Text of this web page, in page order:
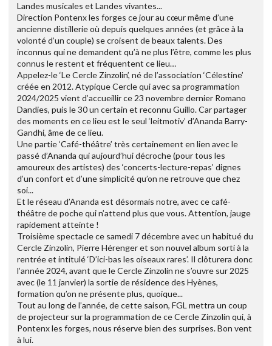
Landes musicales et Landes vivantes...
Direction Pontenx les forges ce jour au cœur même d’une
ancienne distillerie où depuis quelques années (et grâce à la
volonté d’un couple) se croisent de beaux talents. Des
inconnus qui ne demandent qu’à ne plus l’être, comme les plus
connus le restent et fréquentent ce lieu…
Appelez-le ‘Le Cercle Zinzolin’, né de l’association ‘Célestine’
créée en 2012. Atypique Cercle qui avec sa programmation
2024/2025 vient d’accueillir ce 23 novembre dernier Romano
Dandies, puis le 30 un certain et reconnu Guillo. Car partager
des moments en ce lieu est le seul ‘leitmotiv’ d’Ananda Barry-
Gandhi, âme de ce lieu.
Une partie ‘Café-théâtre’ très certainement en lien avec le
passé d’Ananda qui aujourd’hui décroche (pour tous les
amoureux des artistes) des ‘concerts-lecture-repas’ dignes
d’un confort et d’une simplicité qu’on ne retrouve que chez
soi...
Et le réseau d’Ananda est désormais notre, avec ce café-
théâtre de poche qui n’attend plus que vous. Attention, jauge
rapidement atteinte !
Troisième spectacle ce samedi 7 décembre avec un habitué du
Cercle Zinzolin, Pierre Hérenger et son nouvel album sorti à la
rentrée et intitulé ‘D’ici-bas les oiseaux rares’. Il clôturera donc
l’année 2024, avant que le Cercle Zinzolin ne s’ouvre sur 2025
avec (le 11 janvier) la sortie de résidence des Hyènes,
formation qu’on ne présente plus, quoique...
Tout au long de l’année, de cette saison, FGL mettra un coup
de projecteur sur la programmation de ce Cercle Zinzolin qui, à
Pontenx les forges, nous réserve bien des surprises. Bon vent
à lui.